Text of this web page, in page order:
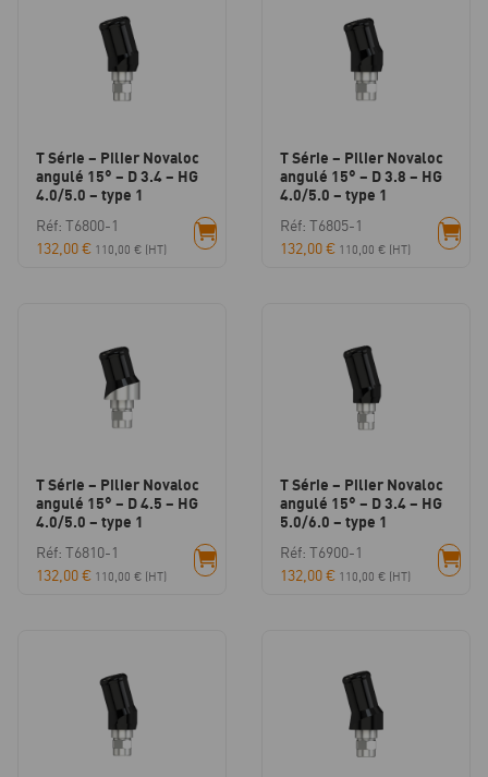
T Série – Pilier Novaloc
angulé 15° – D 3.4 – HG
4.0/5.0 – type 1
Réf: T6800-1
132,00€ 110,00 € (HT)
T Série – Pilier Novaloc
angulé 15° – D 3.8 – HG
4.0/5.0 – type 1
Réf: T6805-1
132,00€ 110,00 € (HT)
T Série – Pilier Novaloc
angulé 15° – D 4.5 – HG
4.0/5.0 – type 1
Réf: T6810-1
132,00€ 110,00 € (HT)
T Série – Pilier Novaloc
angulé 15° – D 3.4 – HG
5.0/6.0 – type 1
Réf: T6900-1
132,00€ 110,00 € (HT)